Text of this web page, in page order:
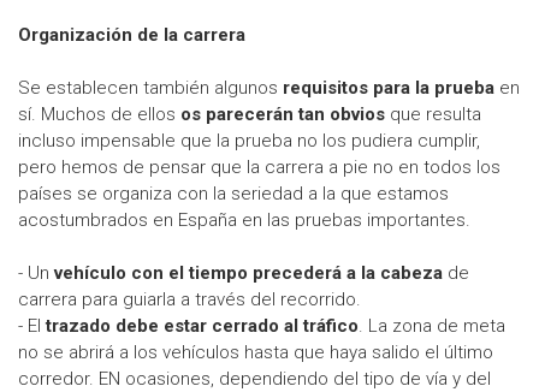
Organización de la carrera
Se establecen también algunos requisitos para la prueba en
sí. Muchos de ellos os parecerán tan obvios que resulta
incluso impensable que la prueba no los pudiera cumplir,
pero hemos de pensar que la carrera a pie no en todos los
países se organiza con la seriedad a la que estamos
acostumbrados en España en las pruebas importantes.
- Unvehículo con el tiempo precederá a la cabeza de
carrera para guiarla a través del recorrido.
- Eltrazado debe estar cerrado al tráfico. La zona de meta
no se abrirá a los vehículos hasta que haya salido el último
corredor. EN ocasiones, dependiendo del tipo de vía y del